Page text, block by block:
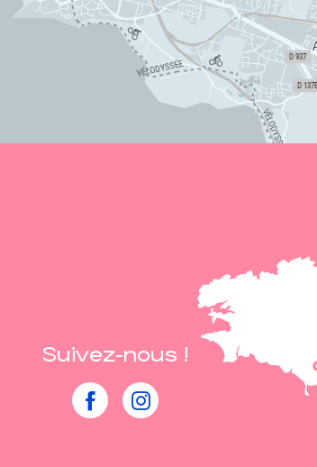
Suivez-nous !